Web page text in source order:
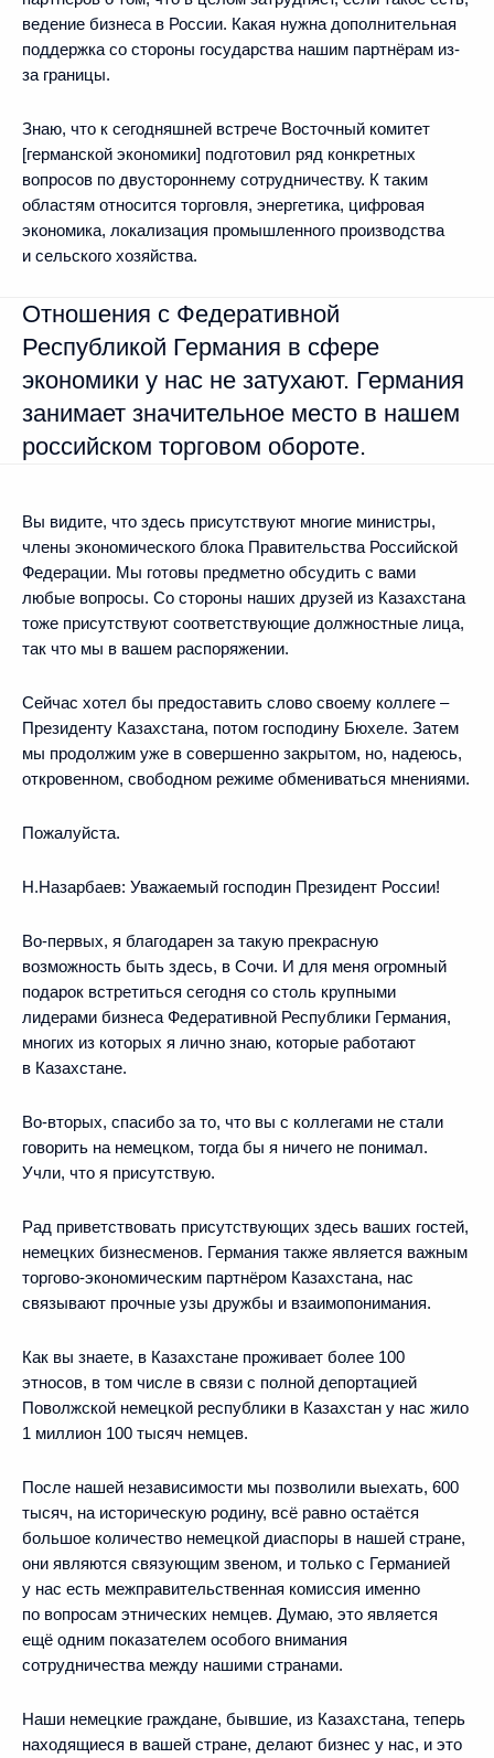
ведение бизнеса в России. Какая нужна дополнительная
поддержка со стороны государства нашим партнёрам из-
за границы.
Знаю, что к сегодняшней встрече Восточный комитет
[германской экономики] подготовил ряд конкретных
вопросов по двустороннему сотрудничеству. К таким
областям относится торговля, энергетика, цифровая
экономика, локализация промышленного производства
и сельского хозяйства.
Отношения с Федеративной
Республикой Германия в сфере
экономики у нас не затухают. Германия
занимает значительное место в нашем
российском торговом обороте.
Вы видите, что здесь присутствуют многие министры,
члены экономического блока Правительства Российской
Федерации. Мы готовы предметно обсудить с вами
любые вопросы. Со стороны наших друзей из Казахстана
тоже присутствуют соответствующие должностные лица,
так что мы в вашем распоряжении.
Сейчас хотел бы предоставить слово своему коллеге –
Президенту Казахстана, потом господину Бюхеле. Затем
мы продолжим уже в совершенно закрытом, но, надеюсь,
откровенном, свободном режиме обмениваться мнениями.
Пожалуйста.
Н.Назарбаев: Уважаемый господин Президент России!
Во-первых, я благодарен за такую прекрасную
возможность быть здесь, в Сочи. И для меня огромный
подарок встретиться сегодня со столь крупными
лидерами бизнеса Федеративной Республики Германия,
многих из которых я лично знаю, которые работают
в Казахстане.
Во-вторых, спасибо за то, что вы с коллегами не стали
говорить на немецком, тогда бы я ничего не понимал.
Учли, что я присутствую.
Рад приветствовать присутствующих здесь ваших гостей,
немецких бизнесменов. Германия также является важным
торгово-экономическим партнёром Казахстана, нас
связывают прочные узы дружбы и взаимопонимания.
Как вы знаете, в Казахстане проживает более 100
этносов, в том числе в связи с полной депортацией
Поволжской немецкой республики в Казахстан у нас жило
1 миллион 100 тысяч немцев.
После нашей независимости мы позволили выехать, 600
тысяч, на историческую родину, всё равно остаётся
большое количество немецкой диаспоры в нашей стране,
они являются связующим звеном, и только с Германией
у нас есть межправительственная комиссия именно
по вопросам этнических немцев. Думаю, это является
ещё одним показателем особого внимания
сотрудничества между нашими странами.
Наши немецкие граждане, бывшие, из Казахстана, теперь
находящиеся в вашей стране, делают бизнес у нас, и это